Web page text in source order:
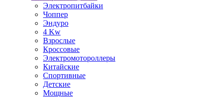
Электропитбайки
Чоппер
Эндуро
4 Kw
Взрослые
Кроссовые
Электромотороллеры
Китайские
Спортивные
Детские
Мощные